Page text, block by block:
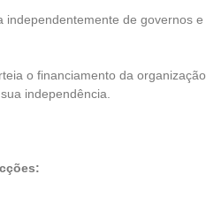
independentemente de governos
o financiamento da
independência.